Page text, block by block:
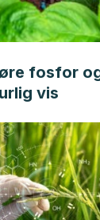
fosfor
vis